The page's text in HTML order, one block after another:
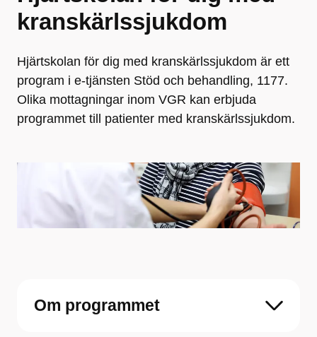
kranskärlssjukdom
Hjärtskolan för dig med kranskärlssjukdom är ett
program i e-tjänsten Stöd och behandling, 1177.
Olika mottagningar inom VGR kan erbjuda
programmet till patienter med kranskärlssjukdom.
Om programmet